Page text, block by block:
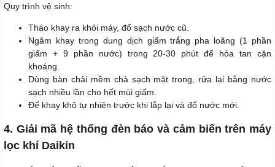
Quy trình vệ sinh:
Tháo khay ra khỏi máy, đổ sạch nước cũ.
Ngâm khay trong dung dịch giấm trắng pha loãng (1 phần
giấm + 9 phần nước) trong 20-30 phút để hòa tan cặn
khoáng.
Dùng bàn chải mềm chà sạch mặt trong, rửa lại bằng nước
sạch nhiều lần cho hết mùi giấm.
Để khay khô tự nhiên trước khi lắp lại và đổ nước mới.
4. Giải mã hệ thống đèn báo và cảm biến trên máy
lọc khí Daikin